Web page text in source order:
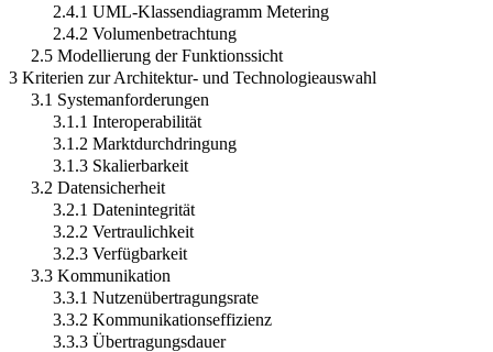
2.4.1 UML-Klassendiagramm Metering
2.4.2 Volumenbetrachtung
2.5 Modellierung der Funktionssicht
3 Kriterien zur Architektur- und Technologieauswahl
3.1 Systemanforderungen
3.1.1 Interoperabilität
3.1.2 Marktdurchdringung
3.1.3 Skalierbarkeit
3.2 Datensicherheit
3.2.1 Datenintegrität
3.2.2 Vertraulichkeit
3.2.3 Verfügbarkeit
3.3 Kommunikation
3.3.1 Nutzenübertragungsrate
3.3.2 Kommunikationseffizienz
3.3.3 Übertragungsdauer